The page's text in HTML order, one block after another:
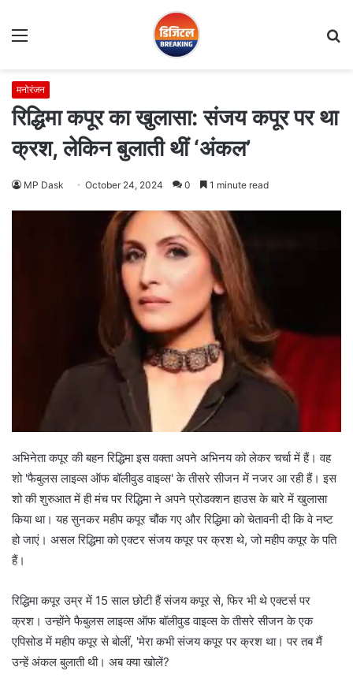
Menu
मनोरंजन
रिद्धिमा कपूर का खुलासा: संजय कपूर पर था
क्रश, लेकिन बुलाती थीं ‘अंकल’
MP Dask October 24, 2024 0 1 minute read
अभिनेता कपूर की बहन रिद्धिमा इस वक्ता अपने अभिनय को लेकर चर्चा में हैं। वह
शो 'फैबुलस लाइव्स ऑफ बॉलीवुड वाइव्स' के तीसरे सीजन में नजर आ रही हैं। इस
शो की शुरुआत में ही मंच पर रिद्धिमा ने अपने प्रोडक्शन हाउस के बारे में खुलासा
किया था। यह सुनकर महीप कपूर चौंक गए और रिद्धिमा को चेतावनी दी कि वे नष्ट
हो जाएं। असल रिद्धिमा को एक्टर संजय कपूर पर क्रश थे, जो महीप कपूर के पति
हैं।
रिद्धिमा कपूर उम्र में 15 साल छोटी हैं संजय कपूर से, फिर भी थे एक्टर्स पर
क्रश। उन्होंने फैबुलस लाइव्स ऑफ बॉलीवुड वाइव्स के तीसरे सीजन के एक
एपिसोड में महीप कपूर से बोलीं, 'मेरा कभी संजय कपूर पर क्रश था। पर तब मैं
उन्हें अंकल बुलाती थी। अब क्या खोलें?